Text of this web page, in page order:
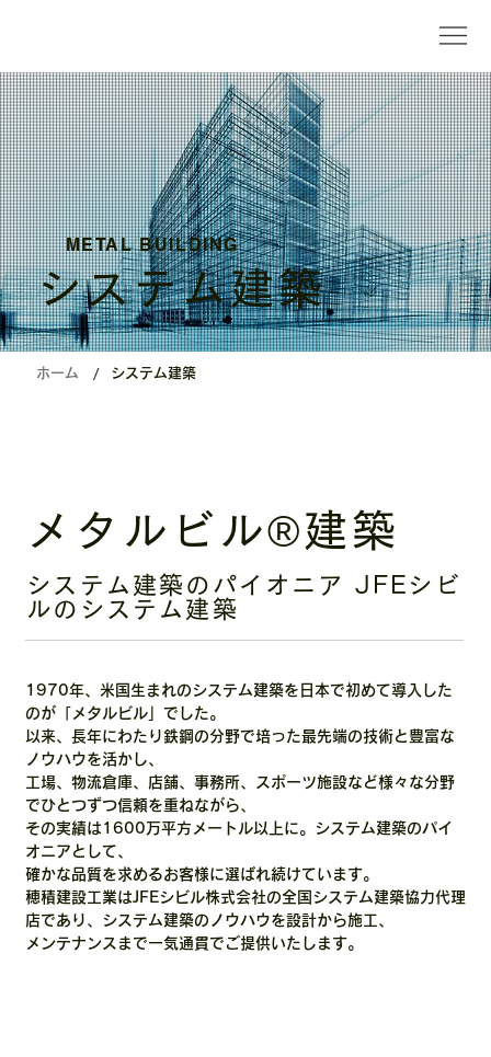
METAL BUILDING
システム建築
メタルビル®建築
システム建築のパイオニア JFEシビ
ルのシステム建築
1970年、米国生まれのシステム建築を日本で初めて導入した
のが「メタルビル」でした。
以来、長年にわたり鉄鋼の分野で培った最先端の技術と豊富な
ノウハウを活かし、
工場、物流倉庫、店舗、事務所、スポーツ施設など様々な分野
でひとつずつ信頼を重ねながら、
その実績は1600万平方メートル以上に。システム建築のパイ
オニアとして、
確かな品質を求めるお客様に選ばれ続けています。
穂積建設工業はJFEシビル株式会社の全国システム建築協力代理
店であり、システム建築のノウハウを設計から施工、
メンテナンスまで一気通貫でご提供いたします。
ホーム / システム建築